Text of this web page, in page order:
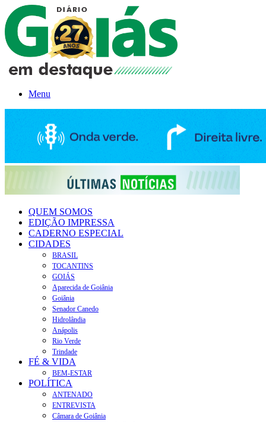
Menu
QUEM SOMOS
EDIÇÃO IMPRESSA
CADERNO ESPECIAL
CIDADES
BRASIL
TOCANTINS
GOIÁS
Aparecida de Goiânia
Goiânia
Senador Canedo
Hidrolândia
Anápolis
Rio Verde
Trindade
FÉ & VIDA
BEM-ESTAR
POLÍTICA
ANTENADO
ENTREVISTA
Câmara de Goiânia